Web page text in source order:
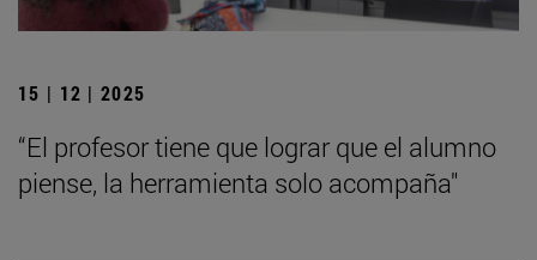
15 | 12 | 2025
“El profesor tiene que lograr que el alumno
piense, la herramienta solo acompaña"